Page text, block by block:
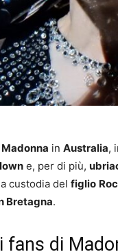
Madonna in Australia,
e, per di più,
custodia del figlio
Bretagna.
fans di